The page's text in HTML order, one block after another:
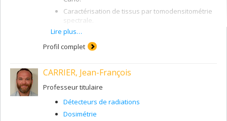
Caractérisation de tissus par tomodensitométrie
spectrale.
Dosimétrie de petits champs.
Simulation de la réponse dosimétrique de
film radiochromique, diodes, scintillateur,
chambre d'ionisation liquide.
Lire plus…
Profil complet
CARRIER, Jean-François
Professeur titulaire
Détecteurs de radiations
Dosimétrie